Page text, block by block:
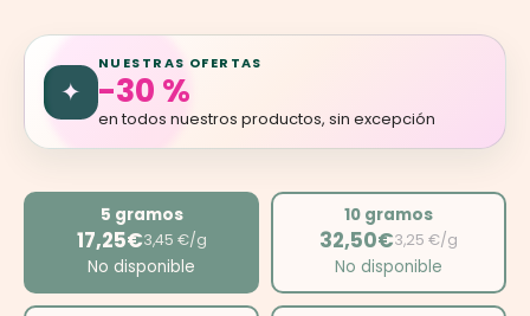
✦
NUESTRAS OFERTAS
-30 %
en todos nuestros productos, sin excepción
5 gramos
17,25€3,45 €/g
No disponible
10 gramos
32,50€3,25 €/g
No disponible